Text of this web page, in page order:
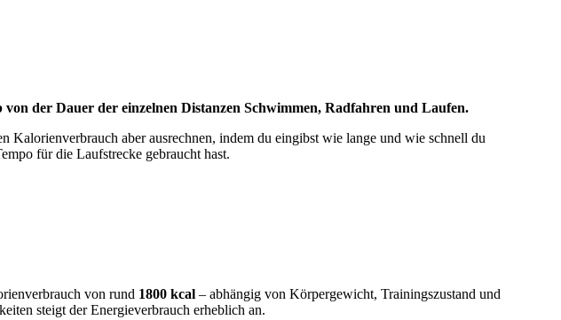
der Dauer der einzelnen Distanzen Schwimmen, Radfahren und Laufen.
aber ausrechnen, indem du eingibst wie lange und wie schnell du
für die Laufstrecke gebraucht hast.
von rund 1800 kcal – abhängig von Körpergewicht, Trainingszustand und
steigt der Energieverbrauch erheblich an.